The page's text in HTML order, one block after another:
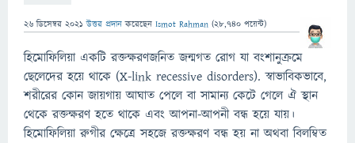
26 ডিসেম্বর 2021 উত্তর প্রদান করেছেন Ismot Rahman (28,740 পয়েন্ট)
হিমোফিলিয়া একটি রক্তক্ষরণজনিত জন্মগত রোগ যা বংশানুক্রমে
ছেলেদের হয়ে থাকে (X-link recessive disorders). স্বাভাবিকভাবে,
শরীরের কোন জায়গায় আঘাত পেলে বা সামান্য কেটে গেলে ঐ স্থান
থেকে রক্তক্ষরণ হতে থাকে এবং আপনা-আপনী বন্ধ হয়ে যায়।
হিমোফিলিয়া রুগীর ক্ষেত্রে সহজে রক্তক্ষরণ বন্ধ হয় না অথবা বিলম্বিত